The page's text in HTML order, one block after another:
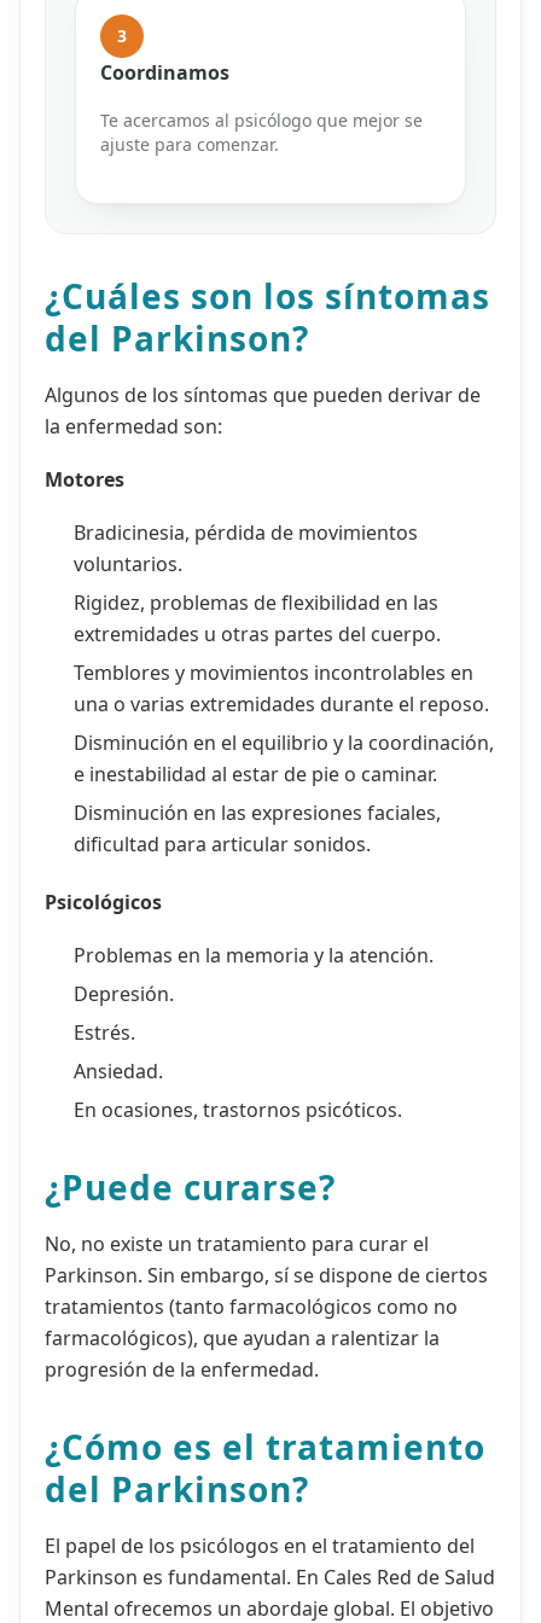
3
Coordinamos
Te acercamos al psicólogo que mejor se
ajuste para comenzar.
¿Cuáles son los síntomas
del Parkinson?
Algunos de los síntomas que pueden derivar de
la enfermedad son:
Motores
Bradicinesia, pérdida de movimientos
voluntarios.
Rigidez, problemas de flexibilidad en las
extremidades u otras partes del cuerpo.
Temblores y movimientos incontrolables en
una o varias extremidades durante el reposo.
Disminución en el equilibrio y la coordinación,
e inestabilidad al estar de pie o caminar.
Disminución en las expresiones faciales,
dificultad para articular sonidos.
Psicológicos
Problemas en la memoria y la atención.
Depresión.
Estrés.
Ansiedad.
En ocasiones, trastornos psicóticos.
¿Puede curarse?
No, no existe un tratamiento para curar el
Parkinson. Sin embargo, sí se dispone de ciertos
tratamientos (tanto farmacológicos como no
farmacológicos), que ayudan a ralentizar la
progresión de la enfermedad.
¿Cómo es el tratamiento
del Parkinson?
El papel de los psicólogos en el tratamiento del
Parkinson es fundamental. En Cales Red de Salud
Mental ofrecemos un abordaje global. El objetivo